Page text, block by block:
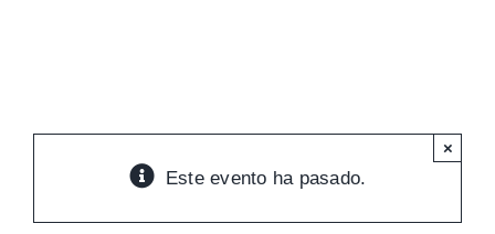
PARQUES
Este evento ha pasado.
×